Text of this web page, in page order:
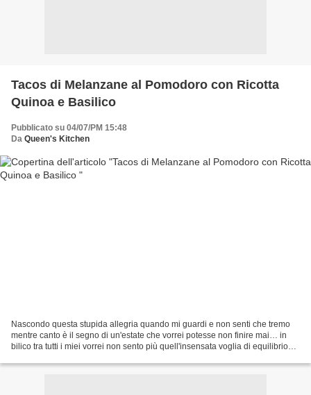
Tacos di Melanzane al Pomodoro con Ricotta
Quinoa e Basilico
Pubblicato su 04/07/PM 15:48
Da Queen's Kitchen
Nascondo questa stupida allegria quando mi guardi e non senti che tremo
mentre canto è il segno di un'estate che vorrei potesse non finire mai… in
bilico tra tutti i miei vorrei non sento più quell'insensata voglia di equilibrio